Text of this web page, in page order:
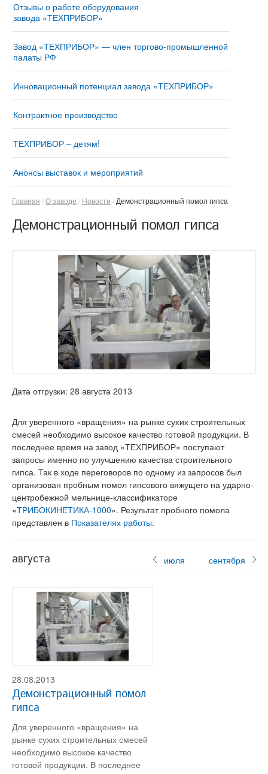
Отзывы о работе оборудования
завода «ТЕХПРИБОР»
Завод «ТЕХПРИБОР» — член торгово-промышленной
палаты РФ
Инновационный потенциал завода «ТЕХПРИБОР»
Контрактное производство
ТЕХПРИБОР – детям!
Анонсы выставок и мероприятий
Главная О заводе Новости Демонстрационный помол гипса
Демонстрационный помол гипса
Дата отгрузки: 28 августа 2013
Для уверенного «вращения» на рынке сухих строительных
смесей необходимо высокое качество готовой продукции. В
последнее время на завод «ТЕХПРИБОР» поступают
запросы именно по улучшению качества строительного
гипса. Так в ходе переговоров по одному из запросов был
организован пробным помол гипсового вяжущего на ударно-
центробежной мельнице-классификаторе
«ТРИБОКИНЕТИКА-1000». Результат пробного помола
представлен в Показателях работы.
июля сентября
августа
28.08.2013
Демонстрационный помол
гипса
Для уверенного «вращения» на
рынке сухих строительных смесей
необходимо высокое качество
готовой продукции. В последнее